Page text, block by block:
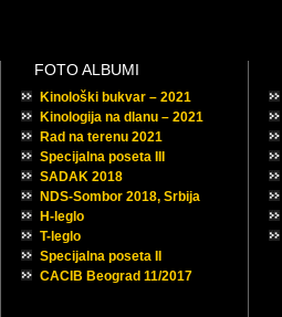
FOTO ALBUMI
Kinološki bukvar – 2021
Kinologija na dlanu – 2021
Rad na terenu 2021
Specijalna poseta III
SADAK 2018
NDS-Sombor 2018, Srbija
H-leglo
T-leglo
Specijalna poseta II
CACIB Beograd 11/2017